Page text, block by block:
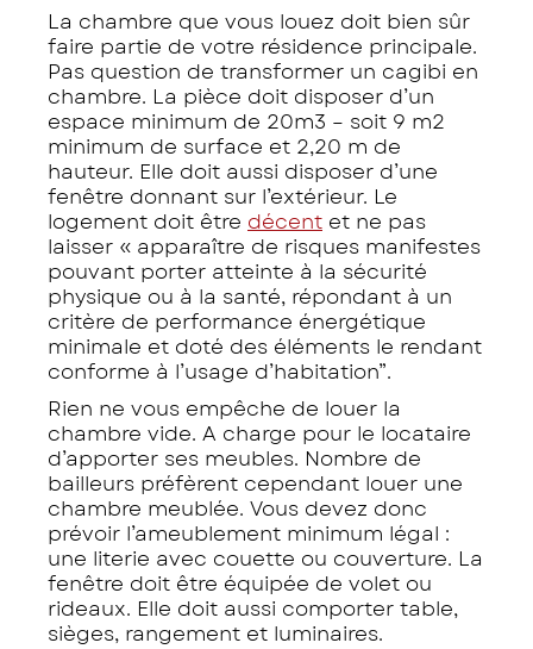
La chambre que vous louez doit bien sûr
faire partie de votre résidence principale.
Pas question de transformer un cagibi en
chambre. La pièce doit disposer d’un
espace minimum de 20m3 – soit 9 m2
minimum de surface et 2,20 m de
hauteur. Elle doit aussi disposer d’une
fenêtre donnant sur l’extérieur. Le
logement doit être décent et ne pas
laisser « apparaître de risques manifestes
pouvant porter atteinte à la sécurité
physique ou à la santé, répondant à un
critère de performance énergétique
minimale et doté des éléments le rendant
conforme à l’usage d’habitation”.
Rien ne vous empêche de louer la
chambre vide. A charge pour le locataire
d’apporter ses meubles. Nombre de
bailleurs préfèrent cependant louer une
chambre meublée. Vous devez donc
prévoir l’ameublement minimum légal :
une literie avec couette ou couverture. La
fenêtre doit être équipée de volet ou
rideaux. Elle doit aussi comporter table,
sièges, rangement et luminaires.